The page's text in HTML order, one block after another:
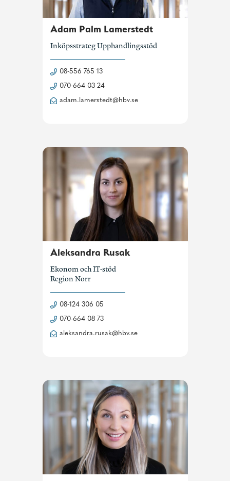
Adam Palm Lamerstedt
Inköpsstrateg Upphandlingsstöd
08-556 765 13
070-664 03 24
adam.lamerstedt@hbv.se
Aleksandra Rusak
Ekonom och IT-stöd
Region Norr
08-124 306 05
070-664 08 73
aleksandra.rusak@hbv.se